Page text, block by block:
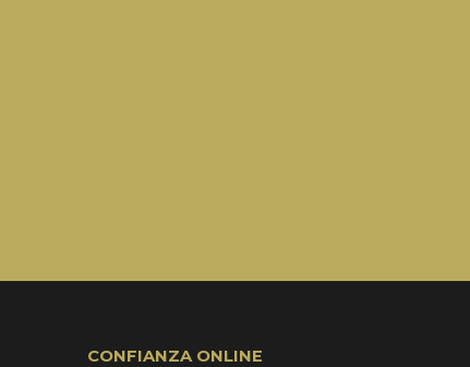
CONFIANZA ONLINE